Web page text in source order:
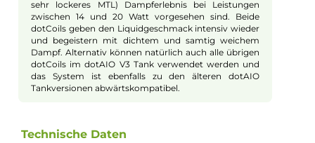
Mode mit ins Spiel, bei dem sich die Ausgangsleistung
entsprechend des Coilwiderstandes in vier
vorgegebenen Stufen regulieren lässt (Very Soft, Soft,
Medium, Strong). Hinzu kommt ein Boost Feature,
mit dem sich im VW Modus die Intensität zu Beginn
eines Zuges (Preheat) in 9 unterschiedlichen
Abstufungen individuell anpassen lässt.
übersichtliches Display